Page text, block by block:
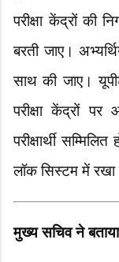
परीक्षा केंद्रों की
बरती जाए।
साथ की जाए।
परीक्षा केंद्रों
परीक्षार्थी
लॉक सिस्टम में रखा
मुख्य सचिव ने